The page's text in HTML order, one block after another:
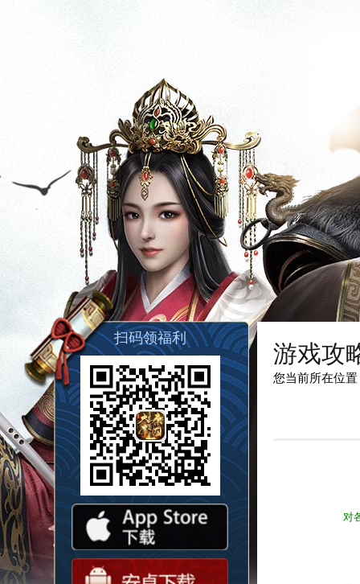
扫码领福利
游戏攻
您当前所在位置
对